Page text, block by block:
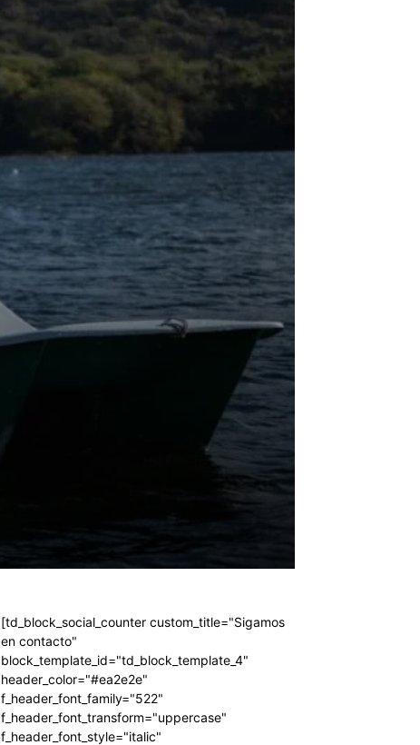
[td_block_social_counter custom_title="Sigamos
en contacto"
block_template_id="td_block_template_4"
header_color="#ea2e2e"
f_header_font_family="522"
f_header_font_transform="uppercase"
f_header_font_style="italic"